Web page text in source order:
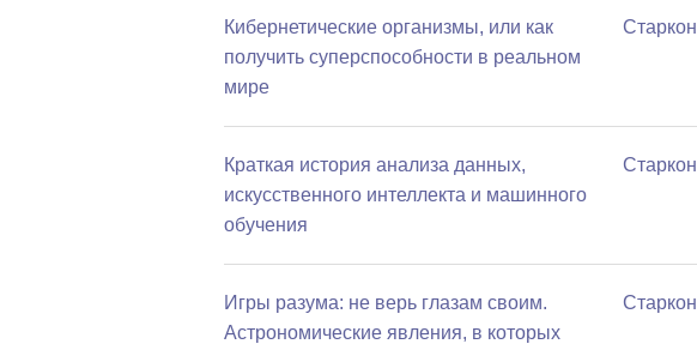
Кибернетические организмы, или как
получить суперспособности в реальном
мире
Старкон
Краткая история анализа данных,
искусственного интеллекта и машинного
обучения
Старкон
Игры разума: не верь глазам своим.
Астрономические явления, в которых
Старкон